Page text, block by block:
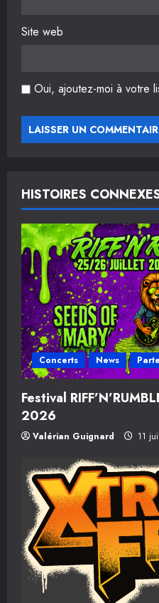
e
Site web
Oui, ajoutez-moi à votre
HISTOIRES
Concerts News
Festival
2026
Valérian Guignard 11